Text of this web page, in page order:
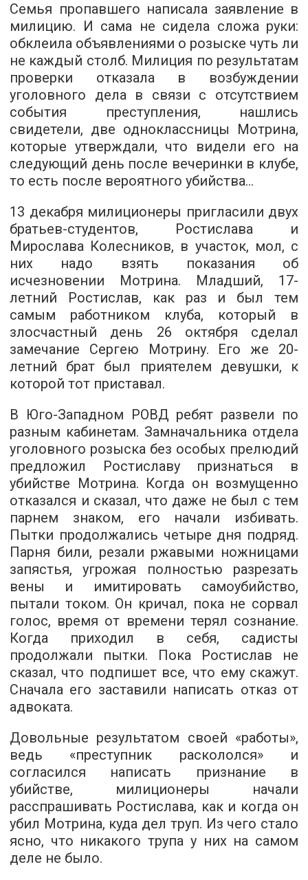
Семья пропавшего написала заявление в
милицию. И сама не сидела сложа руки:
обклеила объявлениями о розыске чуть ли
не каждый столб. Милиция по результатам
проверки отказала в возбуждении
уголовного дела в связи с отсутствием
события преступления, нашлись
свидетели, две одноклассницы Мотрина,
которые утверждали, что видели его на
следующий день после вечеринки в клубе,
то есть после вероятного убийства...
13 декабря милиционеры пригласили двух
братьев-студентов, Ростислава и
Мирослава Колесников, в участок, мол, с
них надо взять показания об
исчезновении Мотрина. Младший, 17-
летний Ростислав, как раз и был тем
самым работником клуба, который в
злосчастный день 26 октября сделал
замечание Сергею Мотрину. Его же 20-
летний брат был приятелем девушки, к
которой тот приставал.
В Юго-Западном РОВД ребят развели по
разным кабинетам. Замначальника отдела
уголовного розыска без особых прелюдий
предложил Ростиславу признаться в
убийстве Мотрина. Когда он возмущенно
отказался и сказал, что даже не был с тем
парнем знаком, его начали избивать.
Пытки продолжались четыре дня подряд.
Парня били, резали ржавыми ножницами
запястья, угрожая полностью разрезать
вены и имитировать самоубийство,
пытали током. Он кричал, пока не сорвал
голос, время от времени терял сознание.
Когда приходил в себя, садисты
продолжали пытки. Пока Ростислав не
сказал, что подпишет все, что ему скажут.
Сначала его заставили написать отказ от
адвоката.
Довольные результатом своей «работы»,
ведь «преступник раскололся» и
согласился написать признание в
убийстве, милиционеры начали
расспрашивать Ростислава, как и когда он
убил Мотрина, куда дел труп. Из чего стало
ясно, что никакого трупа у них на самом
деле не было.